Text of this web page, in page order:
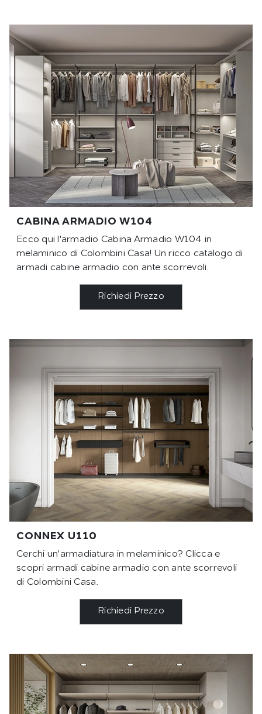
CABINA ARMADIO W104
Ecco qui l'armadio Cabina Armadio W104 in
melaminico di Colombini Casa! Un ricco catalogo di
armadi cabine armadio con ante scorrevoli.
Richiedi Prezzo
CONNEX U110
Cerchi un'armadiatura in melaminico? Clicca e
scopri armadi cabine armadio con ante scorrevoli
di Colombini Casa.
Richiedi Prezzo